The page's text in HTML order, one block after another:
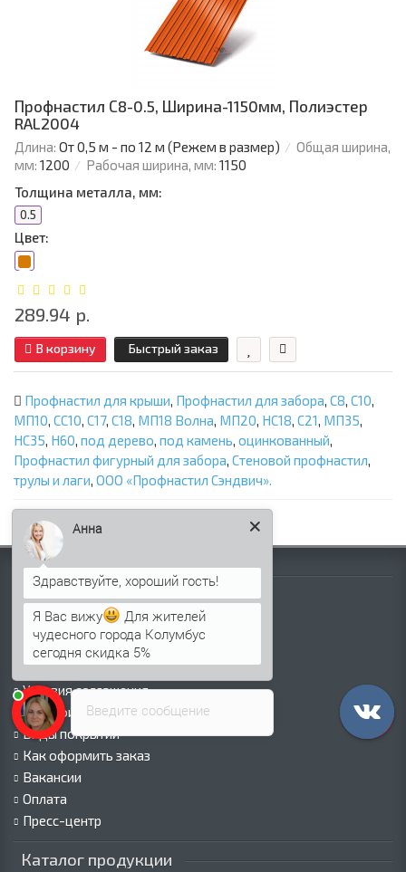
Профнастил С8-0.5, Ширина-1150мм, Полиэстер
RAL2004
Длина: От 0,5 м - по 12 м (Режем в размер)
Общая ширина,
мм: 1200 Рабочая ширина, мм: 1150
Толщина металла, мм:
0.5
Цвет:
289.94 р.
В корзину Быстрый заказ
Профнастил для крыши, Профнастил для забора, С8, С10,
МП10, СС10, С17, С18, МП18 Волна, МП20, НС18, C21, МП35,
НС35, Н60, под дерево, под камень, оцинкованный,
Профнастил фигурный для забора, Стеновой профнастил,
трулы и лаги, ООО «Профнастил Сэндвич».
Информация
Палитра RAL
Информация о компании
Информация о доставке
Политика безопасности
Условия соглашения
Сертификаты
Виды покрытий
Как оформить заказ
Вакансии
Оплата
Пресс-центр
Каталог продукции
Введите сообщение
Анна
Я Вас вижу
Для жителей
чудесного города Колумбус
сегодня скидка 5%